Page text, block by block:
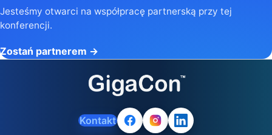
Jesteśmy otwarci na współpracę partnerską przy tej
konferencji.
Zostań partnerem →
Kontakt